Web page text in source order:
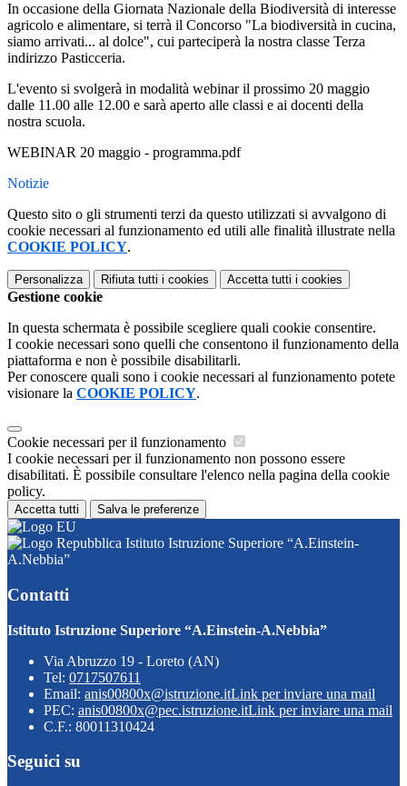
In occasione della Giornata Nazionale della Biodiversità di interesse
agricolo e alimentare, si terrà il Concorso "La biodiversità in cucina,
siamo arrivati... al dolce", cui parteciperà la nostra classe Terza
indirizzo Pasticceria.
L'evento si svolgerà in modalità webinar il prossimo 20 maggio
dalle 11.00 alle 12.00 e sarà aperto alle classi e ai docenti della
nostra scuola.
WEBINAR 20 maggio - programma.pdf
Notizie
Questo sito o gli strumenti terzi da questo utilizzati si avvalgono di
cookie necessari al funzionamento ed utili alle finalità illustrate nella
COOKIE POLICY.
Personalizza Rifiuta tutti i cookies Accetta tutti i cookies
Gestione cookie
In questa schermata è possibile scegliere quali cookie consentire.
I cookie necessari sono quelli che consentono il funzionamento della
piattaforma e non è possibile disabilitarli.
Per conoscere quali sono i cookie necessari al funzionamento potete
visionare la COOKIE POLICY.
Cookie necessari per il funzionamento
I cookie necessari per il funzionamento non possono essere
disabilitati. È possibile consultare l'elenco nella pagina della cookie
policy.
Accetta tutti Salva le preferenze
Istituto Istruzione Superiore “A.Einstein-
A.Nebbia”
Contatti
Istituto Istruzione Superiore “A.Einstein-A.Nebbia”
Via Abruzzo 19 - Loreto (AN)
Tel: 0717507611
Email: anis00800x@istruzione.itLink per inviare una mail
PEC: anis00800x@pec.istruzione.itLink per inviare una mail
C.F.: 80011310424
Seguici su